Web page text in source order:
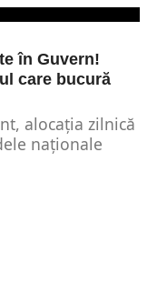
în Guvern!
care bucură
alocația zilnică
naționale